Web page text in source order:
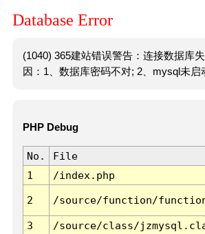
Database Error
(1040) 365建站错误警告：连接数据库
因：1、数据库密码不对; 2、mysql未启
PHP Debug
No. File
1
/index.php
2 /source/function/
3 /source/class/